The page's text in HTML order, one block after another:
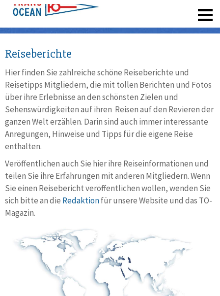
Reiseberichte
Hier finden Sie zahlreiche schöne Reiseberichte und
Reisetipps Mitgliedern, die mit tollen Berichten und Fotos
über ihre Erlebnisse an den schönsten Zielen und
Sehenswürdigkeiten auf ihren Reisen auf den Revieren der
ganzen Welt erzählen. Darin sind auch immer interessante
Anregungen, Hinweise und Tipps für die eigene Reise
enthalten.
Veröffentlichen auch Sie hier ihre Reiseinformationen und
teilen Sie ihre Erfahrungen mit anderen Mitgliedern. Wenn
Sie einen Reisebericht veröffentlichen wollen, wenden Sie
sich bitte an die Redaktionfür unsere Website und das TO-
Magazin.